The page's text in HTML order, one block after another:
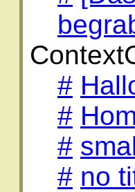
#
#
#
# no